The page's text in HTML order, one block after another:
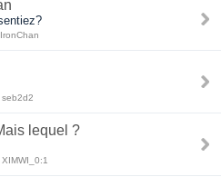
seb2d2
lequel ?